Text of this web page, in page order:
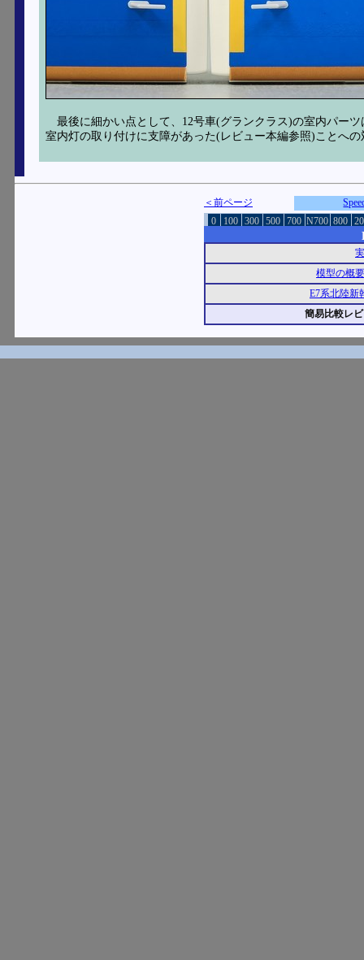
最後に細かい点として、12号車(グランクラス)の室内パー
室内灯の取り付けに支障があった(レビュー本編参照)ことへ
＜前ページ
0
100 300 500 700 N700 800
模型の概
E7系北陸新
簡易比較レ